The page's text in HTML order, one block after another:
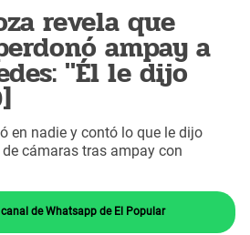
revela que
ampay a
"Él le dijo
en nadie y contó lo que le dijo
cámaras tras ampay con
de Whatsapp de El Popular